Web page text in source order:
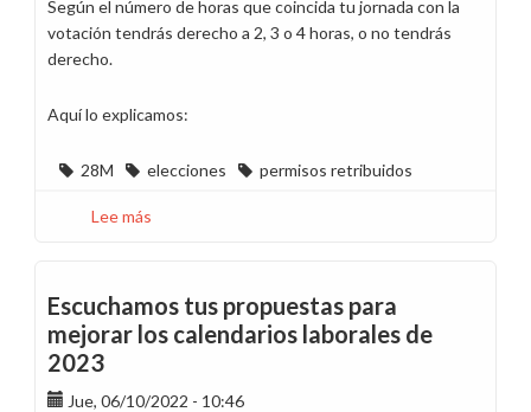
Según el número de horas que coincida tu jornada con la
votación tendrás derecho a 2, 3 o 4 horas, o no tendrás
derecho.
Aquí lo explicamos:
28M elecciones permisos retribuidos
Lee más
retribuidas
elecciones
28-
Escuchamos tus propuestas para
mejorar los calendarios laborales de
2023
Jue, 06/10/2022 - 10:46